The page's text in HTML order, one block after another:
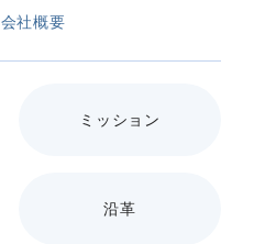
会社概要
ミッション
沿革